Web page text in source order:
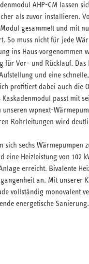
AHP-CM lassen
als zuvor installieren.
gesammelt und mit
So muss nicht für jede
ins Haus vorgenommen
für Vor- und Rücklauf. Das
und eine
profitiert dabei auch die
Kaskadenmodul passt mit
unseren wpnext-
Rohrleitungen wird
sich sechs Wärmepumpen
eine Heizleistung von 102
erreicht. Bivalente
an. Mit unserer
vollständig monovalent
energetische Sanierung.